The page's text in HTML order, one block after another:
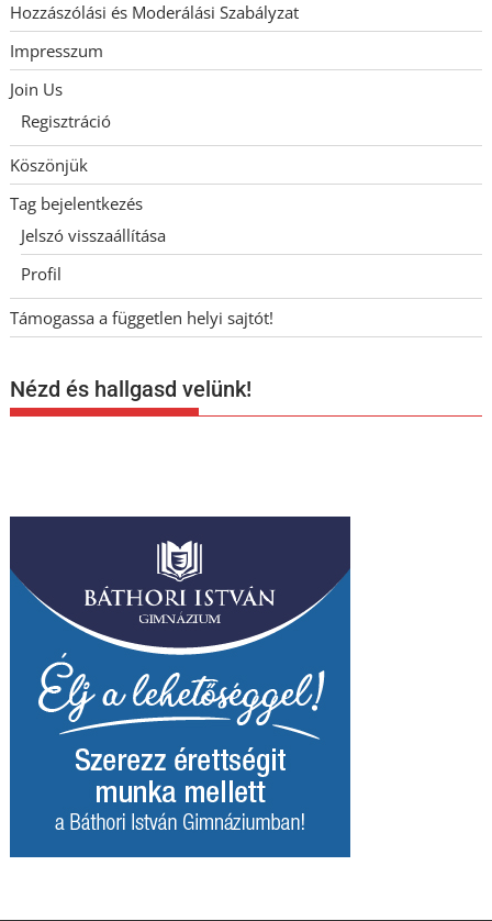
Hozzászólási és Moderálási Szabályzat
Impresszum
Join Us
Regisztráció
Köszönjük
Tag bejelentkezés
Jelszó visszaállítása
Profil
Támogassa a független helyi sajtót!
Nézd és hallgasd velünk!